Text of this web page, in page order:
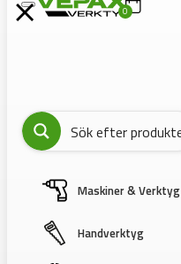
0
Maskiner & Verktyg
Handverktyg